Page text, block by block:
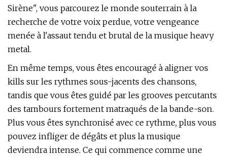
Sirène", vous parcourez le monde souterrain à la
recherche de votre voix perdue, votre vengeance
menée à l'assaut tendu et brutal de la musique heavy
metal.
En même temps, vous êtes encouragé à aligner vos
kills sur les rythmes sous-jacents des chansons,
tandis que vous êtes guidé par les grooves percutants
des tambours fortement matraqués de la bande-son.
Plus vous êtes synchronisé avec ce rythme, plus vous
pouvez infliger de dégâts et plus la musique
deviendra intense. Ce qui commence comme une